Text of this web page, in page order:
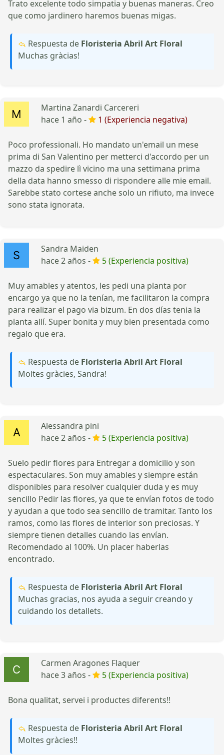
Trato excelente todo simpatia y buenas maneras. Creo
que como jardinero haremos buenas migas.
Respuesta de Floristeria Abril Art Floral
Muchas gràcias!
Martina Zanardi Carcereri
hace 1 año -
1 (Experiencia negativa)
Poco professionali. Ho mandato un'email un mese
prima di San Valentino per metterci d'accordo per un
mazzo da spedire lì vicino ma una settimana prima
della data hanno smesso di rispondere alle mie email.
Sarebbe stato cortese anche solo un rifiuto, ma invece
sono stata ignorata.
Sandra Maiden
hace 2 años -
5 (Experiencia positiva)
Muy amables y atentos, les pedi una planta por
encargo ya que no la tenían, me facilitaron la compra
para realizar el pago via bizum. En dos días tenia la
planta allí. Super bonita y muy bien presentada como
regalo que era.
Respuesta de Floristeria Abril Art Floral
Moltes gràcies, Sandra!
Alessandra pini
hace 2 años -
5 (Experiencia positiva)
Suelo pedir flores para Entregar a domicilio y son
espectaculares. Son muy amables y siempre están
disponibles para resolver cualquier duda y es muy
sencillo Pedir las flores, ya que te envían fotos de todo
y ayudan a que todo sea sencillo de tramitar. Tanto los
ramos, como las flores de interior son preciosas. Y
siempre tienen detalles cuando las envían.
Recomendado al 100%. Un placer haberlas
encontrado.
Respuesta de Floristeria Abril Art Floral
Muchas gracias, nos ayuda a seguir creando y
cuidando los detallets.
Carmen Aragones Flaquer
hace 3 años -
5 (Experiencia positiva)
Bona qualitat, servei i productes diferents!!
Respuesta de Floristeria Abril Art Floral
Moltes gràcies!!